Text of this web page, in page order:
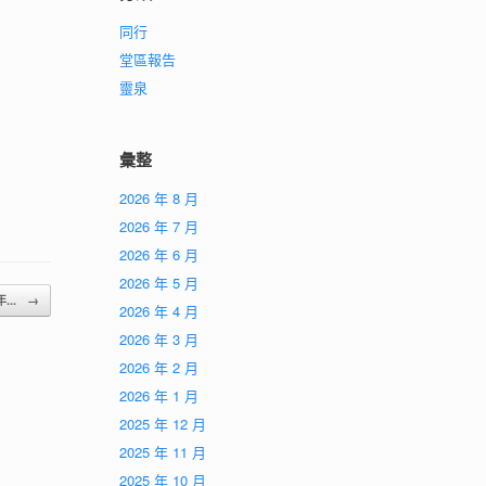
... →
同行
堂區報告
靈泉
彙整
2026 年 8 月
2026 年 7 月
2026 年 6 月
2026 年 5 月
2026 年 4 月
2026 年 3 月
2026 年 2 月
2026 年 1 月
2025 年 12 月
2025 年 11 月
2025 年 10 月